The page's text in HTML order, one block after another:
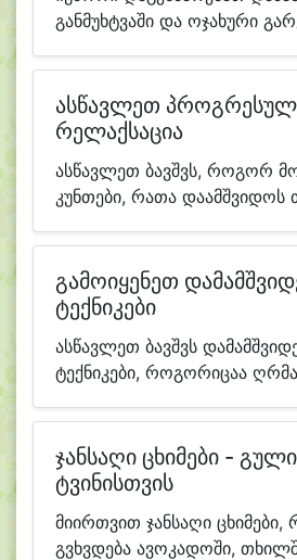
განმუხტვაში და ოჯახური
ასწავლეთ
რელაქსაცია
ასწავლეთ ბავშვს, როგორ
კუნთები, რათა დაამშვიდოს
გამოიყენეთ
ტექნიკები
ასწავლეთ ბავშვს
ტექნიკები, როგორიცაა ღრმა
ჯანსაღი ცხიმები -
ტვინისთვის
მიირთვით ჯანსაღი
გვხვდება ავოკადოში,